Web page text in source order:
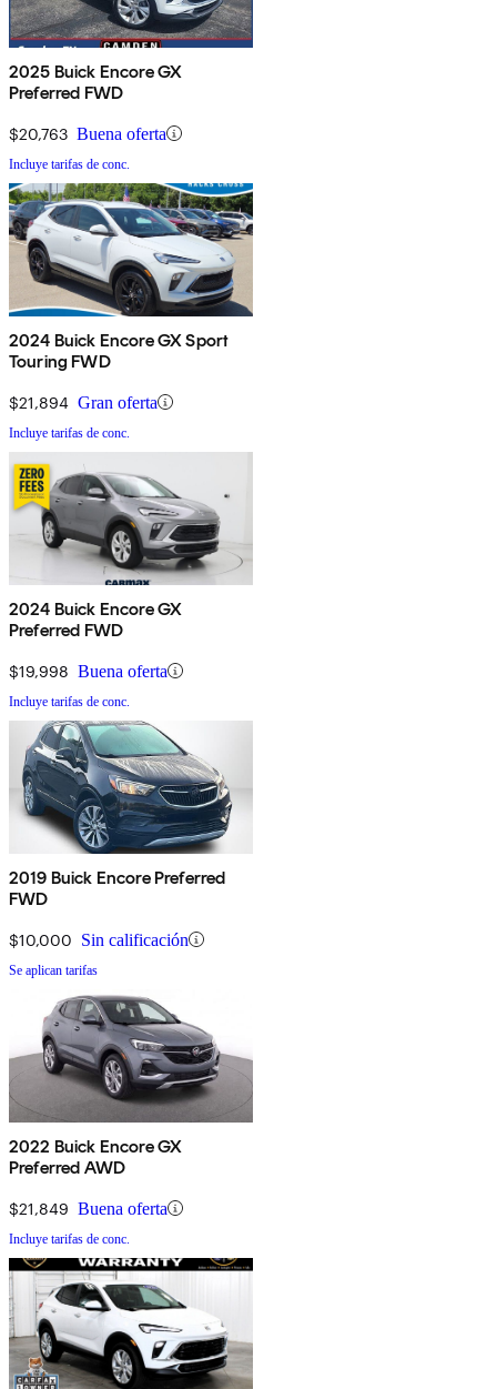
2025 Buick Encore GX
Preferred FWD
$20,763 Buena oferta
Incluye tarifas de conc.
2024 Buick Encore GX Sport
Touring FWD
$21,894 Gran oferta
Incluye tarifas de conc.
2024 Buick Encore GX
Preferred FWD
$19,998 Buena oferta
Incluye tarifas de conc.
2019 Buick Encore Preferred
FWD
$10,000 Sin calificación
Se aplican tarifas
2022 Buick Encore GX
Preferred AWD
$21,849 Buena oferta
Incluye tarifas de conc.